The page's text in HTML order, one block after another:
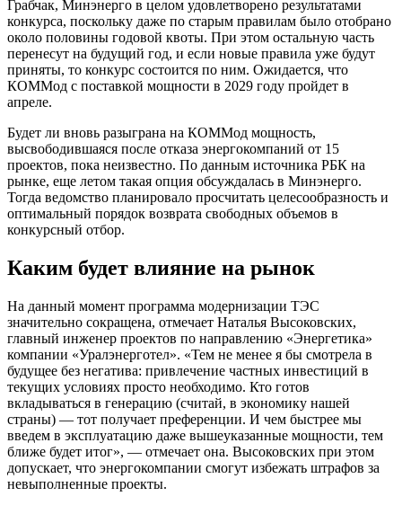
Грабчак, Минэнерго в целом удовлетворено результатами
конкурса, поскольку даже по старым правилам было отобрано
около половины годовой квоты. При этом остальную часть
перенесут на будущий год, и если новые правила уже будут
приняты, то конкурс состоится по ним. Ожидается, что
КОММод с поставкой мощности в 2029 году пройдет в
апреле.
Будет ли вновь разыграна на КОММод мощность,
высвободившаяся после отказа энергокомпаний от 15
проектов, пока неизвестно. По данным источника РБК на
рынке, еще летом такая опция обсуждалась в Минэнерго.
Тогда ведомство планировало просчитать целесообразность и
оптимальный порядок возврата свободных объемов в
конкурсный отбор.
Каким будет влияние на рынок
На данный момент программа модернизации ТЭС
значительно сокращена, отмечает Наталья Высоковских,
главный инженер проектов по направлению «Энергетика»
компании «Уралэнерготел». «Тем не менее я бы смотрела в
будущее без негатива: привлечение частных инвестиций в
текущих условиях просто необходимо. Кто готов
вкладываться в генерацию (считай, в экономику нашей
страны) — тот получает преференции. И чем быстрее мы
введем в эксплуатацию даже вышеуказанные мощности, тем
ближе будет итог», — отмечает она. Высоковских при этом
допускает, что энергокомпании смогут избежать штрафов за
невыполненные проекты.